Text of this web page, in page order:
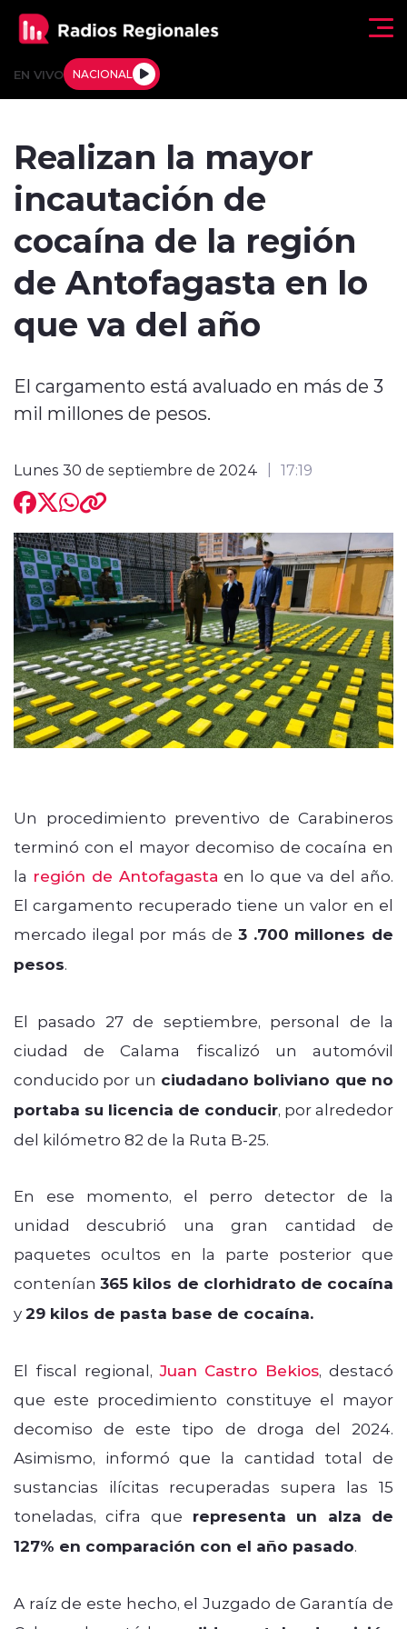
EN VIVO NACIONAL
Internacional
Entrevistas
modo claro
Realizan la mayor
incautación de
cocaína de la región
de Antofagasta en lo
que va del año
El cargamento está avaluado en más de 3
mil millones de pesos.
Lunes 30 de septiembre de 2024 17:19
Un procedimiento preventivo de Carabineros
terminó con el mayor decomiso de cocaína en
la región de Antofagasta en lo que va del año.
El cargamento recuperado tiene un valor en el
mercado ilegal por más de 3 .700 millones de
pesos.
El pasado 27 de septiembre, personal de la
ciudad de Calama fiscalizó un automóvil
conducido por un ciudadano boliviano que no
portaba su licencia de conducir, por alrededor
del kilómetro 82 de la Ruta B-25.
En ese momento, el perro detector de la
unidad descubrió una gran cantidad de
paquetes ocultos en la parte posterior que
contenían365 kilos de clorhidrato de cocaína
y29 kilos de pasta base de cocaína.
El fiscal regional,Juan Castro Bekios, destacó
que este procedimiento constituye el mayor
decomiso de este tipo de droga del 2024.
Asimismo, informó que la cantidad total de
sustancias ilícitas recuperadas supera las 15
toneladas, cifra que representa un alza de
127% en comparación con el año pasado.
A raíz de este hecho, el Juzgado de Garantía de